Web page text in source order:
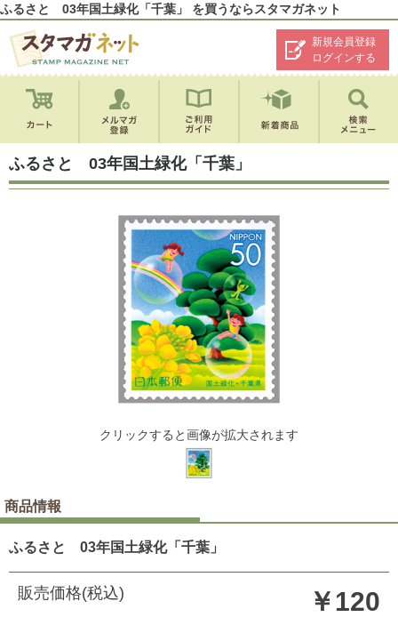
ふるさと 03年国土緑化「千葉」 を買うならスタマガネット
新規会員登録
ログインする
ふるさと 03年国土緑化「千葉」
クリックすると画像が拡大されます
商品情報
ふるさと 03年国土緑化「千葉」
販売価格(税込) ￥120